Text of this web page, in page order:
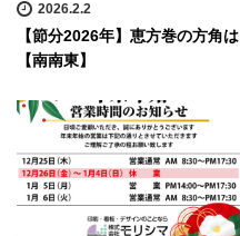
2026.2.2
【節分2026年】恵方巻の方角は
【南南東】